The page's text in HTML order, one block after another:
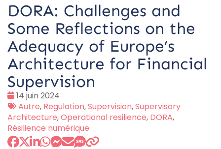
DORA: Challenges and
Some Reflections on the
Adequacy of Europe’s
Architecture for Financial
Supervision
Date
:
14 juin 2024
Tags
:
Autre, Regulation,Supervision,Supervisory
Architecture,Operational resilience, DORA,
Résilience numérique